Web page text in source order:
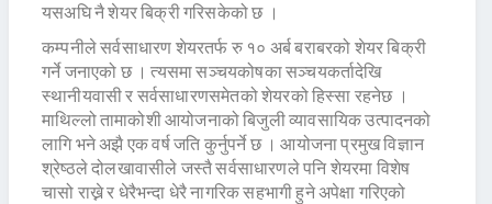
यसअघि नै शेयर बिक्री गरिसकेको छ ।
कम्पनीले सर्वसाधारण शेयरतर्फ रु १० अर्ब बराबरको शेयर बिक्री
गर्ने जनाएको छ । त्यसमा सञ्चयकोषका सञ्चयकर्तादेखि
स्थानीयवासी र सर्वसाधारणसमेतको शेयरको हिस्सा रहनेछ ।
माथिल्लो तामाकोशी आयोजनाको बिजुली व्यावसायिक उत्पादनको
लागि भने अझै एक वर्ष जति कुर्नुपर्ने छ । आयोजना प्रमुख विज्ञान
श्रेष्ठले दोलखावासीले जस्तै सर्वसाधारणले पनि शेयरमा विशेष
चासो राख्ने र धेरैभन्दा धेरै नागरिक सहभागी हुने अपेक्षा गरिएको